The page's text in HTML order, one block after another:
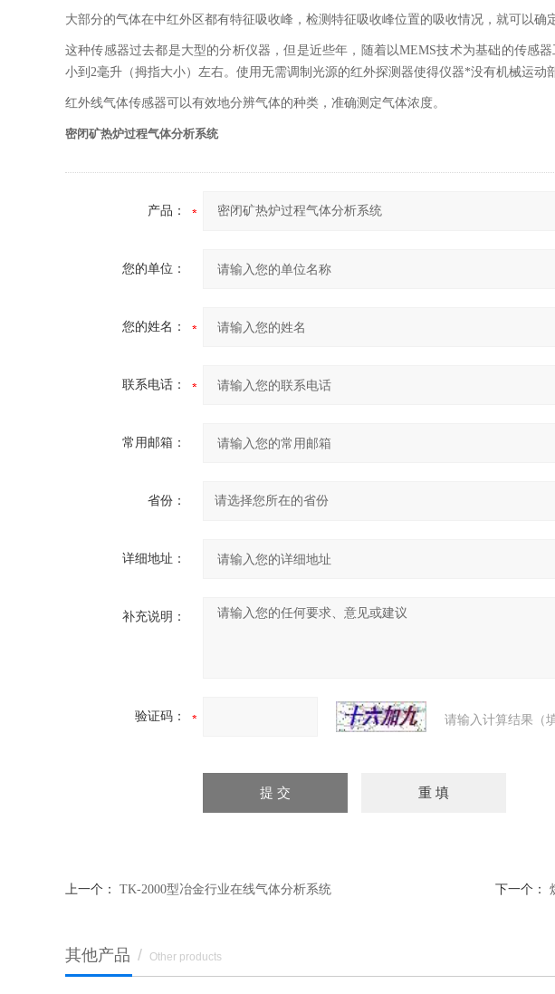
大部分的气体在中红外区都有特征吸收峰，检测特征吸收峰位置的吸收情况，就可以确
这种传感器过去都是大型的分析仪器，但是近些年，随着以MEMS技术为基础的传感
小到2毫升（拇指大小）左右。使用无需调制光源的红外探测器使得仪器*没有机械运动
红外线气体传感器可以有效地分辨气体的种类，准确测定气体浓度。
密闭矿热炉过程气体分析系统
产品：
您的单位：
您的姓名：
联系电话：
常用邮箱：
省份：
详细地址：
补充说明：
验证码： 请输入计算结果（
上一个： TK-2000型冶金行业在线气体分析系统 下一个：
其他产品 / Other products